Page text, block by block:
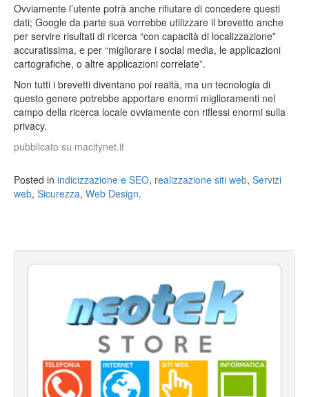
Ovviamente l’utente potrà anche rifiutare di concedere questi
dati; Google da parte sua vorrebbe utilizzare il brevetto anche
per servire risultati di ricerca “con capacità di localizzazione”
accuratissima, e per “migliorare i social media, le applicazioni
cartografiche, o altre applicazioni correlate”.
Non tutti i brevetti diventano poi realtà, ma un tecnologia di
questo genere potrebbe apportare enormi miglioramenti nel
campo della ricerca locale ovviamente con riflessi enormi sulla
privacy.
pubblicato su macitynet.it
Posted in indicizzazione e SEO, realizzazione siti web, Servizi
web, Sicurezza, Web Design.